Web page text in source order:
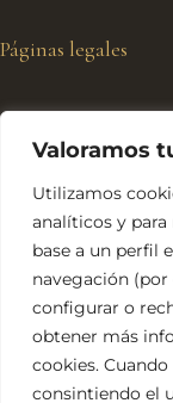
Valoramos
Utilizamos
analíticos y
base a un perfil
navegación (por
configurar o
obtener más
cookies.
consintiendo el
Páginas legales